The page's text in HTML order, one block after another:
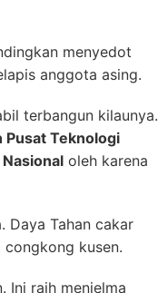
menyedot
anggota asing.
terbangun kilaunya.
Pusat Teknologi
oleh karena
Daya Tahan cakar
kusen.
Ini raih menjelma